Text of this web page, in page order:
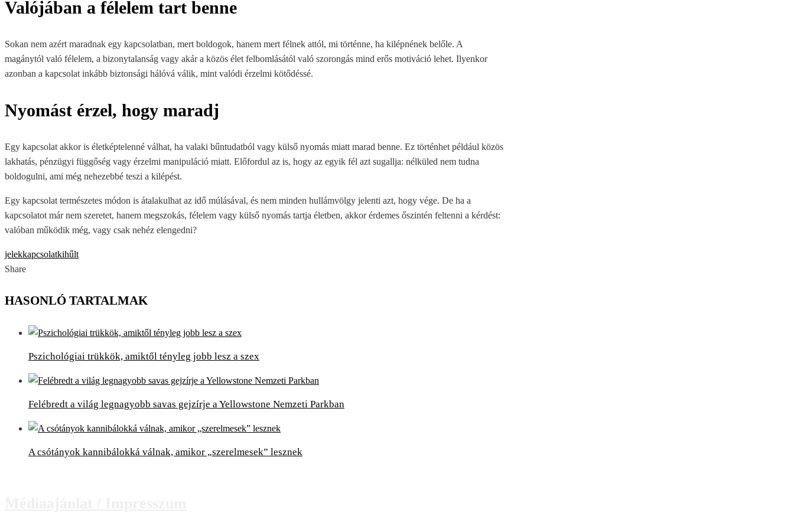
Valójában a félelem tart benne
Sokan nem azért maradnak egy kapcsolatban, mert boldogok, hanem mert félnek attól, mi történne, ha kilépnének belőle. A
magánytól való félelem, a bizonytalanság vagy akár a közös élet felbomlásától való szorongás mind erős motiváció lehet. Ilyenkor
azonban a kapcsolat inkább biztonsági hálóvá válik, mint valódi érzelmi kötődéssé.
Nyomást érzel, hogy maradj
Egy kapcsolat akkor is életképtelenné válhat, ha valaki bűntudatból vagy külső nyomás miatt marad benne. Ez történhet például közös
lakhatás, pénzügyi függőség vagy érzelmi manipuláció miatt. Előfordul az is, hogy az egyik fél azt sugallja: nélküled nem tudna
boldogulni, ami még nehezebbé teszi a kilépést.
Egy kapcsolat természetes módon is átalakulhat az idő múlásával, és nem minden hullámvölgy jelenti azt, hogy vége. De ha a
kapcsolatot már nem szeretet, hanem megszokás, félelem vagy külső nyomás tartja életben, akkor érdemes őszintén feltenni a kérdést:
valóban működik még, vagy csak nehéz elengedni?
jelekkapcsolatkihűlt
Share
HASONLÓ TARTALMAK
Pszichológiai trükkök, amiktől tényleg jobb lesz a szex
Felébredt a világ legnagyobb savas gejzírje a Yellowstone Nemzeti Parkban
A csótányok kannibálokká válnak, amikor „szerelmesek” lesznek